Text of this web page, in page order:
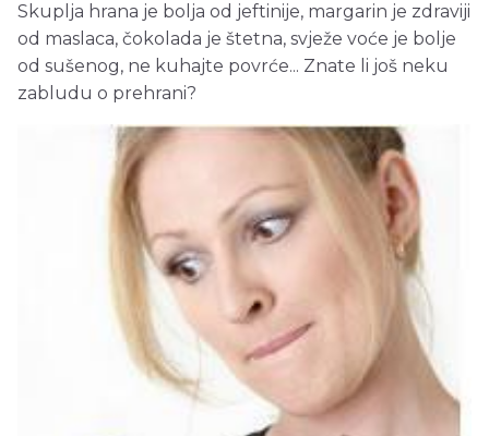
Skuplja hrana je bolja od jeftinije, margarin je zdraviji
od maslaca, čokolada je štetna, svježe voće je bolje
od sušenog, ne kuhajte povrće... Znate li još neku
zabludu o prehrani?